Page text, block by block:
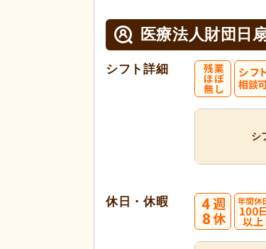
医療法人財団日
シフト詳細
シ
休日・休暇